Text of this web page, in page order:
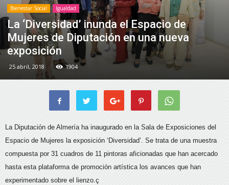
Bienestar Social Igualdad
La ‘Diversidad’ inunda el Espacio de
Mujeres de Diputación en una nueva
exposición
25 abril, 2018 1904
La Diputación de Almería ha inaugurado en la Sala de Exposiciones del
Espacio de Mujeres la exposición ‘Diversidad’. Se trata de una muestra
compuesta por 31 cuadros de 11 pintoras aficionadas que han acercado
hasta esta plataforma de promoción artística los avances que han
experimentado sobre el lienzo.ç